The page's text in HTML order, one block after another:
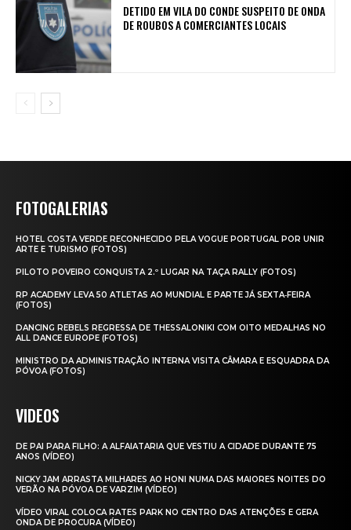
DETIDO EM VILA DO CONDE SUSPEITO DE ONDA
DE ROUBOS A COMERCIANTES LOCAIS
FOTOGALERIAS
HOTEL COSTA VERDE RECONHECIDO PELA VOGUE PORTUGAL POR UNIR
ARTE E TURISMO (FOTOS)
PILOTO POVEIRO CONQUISTA 2.º LUGAR NA TAÇA RALLY (FOTOS)
RP ACADEMY LEVA 50 ATLETAS AO MUNDIAL E PARTE JÁ SEXTA‑FEIRA
(FOTOS)
DANCING REBELS REGRESSA DE THESSALONIKI COM OITO MEDALHAS NO
ALL DANCE EUROPE (FOTOS)
MINISTRO DA ADMINISTRAÇÃO INTERNA VISITA CÂMARA E ESQUADRA DA
PÓVOA (FOTOS)
VIDEOS
DE PAI PARA FILHO: A ALFAIATARIA QUE VESTIU A CIDADE DURANTE 75
ANOS (VÍDEO)
NICKY JAM ARRASTA MILHARES AO HONI NUMA DAS MAIORES NOITES DO
VERÃO NA PÓVOA DE VARZIM (VÍDEO)
VÍDEO VIRAL COLOCA RATES PARK NO CENTRO DAS ATENÇÕES E GERA
ONDA DE PROCURA (VÍDEO)